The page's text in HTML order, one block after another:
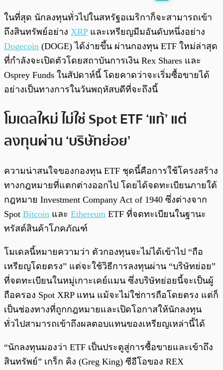
พร้อมเล่น
ในที่สุด นักลงทุนทั่วไปในสหรัฐอเมริกาก็จะสามารถเข้า
ถึงสินทรัพย์อย่าง XRPและเหรียญมีมอันดับหนึ่งอย่าง
Dogecoin (DOGE) ได้ง่ายขึ้น ผ่านกองทุน ETF ใหม่ล่าสุด
ที่กำลังจะเปิดตัวโดยสถาบันการเงิน Rex Shares และ
Osprey Funds ในสัปดาห์นี้ โดยคาดว่าจะเริ่มซื้อขายได้
อย่างเป็นทางการในวันพฤหัสบดีที่จะถึงนี้
โมเดลใหม่ ไม่ใช่ Spot ETF ‘แท้’ แต่
ลงทุนผ่าน ‘บริษัทย่อย’
ความน่าสนใจของกองทุน ETF ชุดนี้คือการใช้โครงสร้าง
ทางกฎหมายที่แตกต่างออกไป โดยได้จดทะเบียนภายใต้
กฎหมาย Investment Company Act of 1940 ซึ่งต่างจาก
Spot Bitcoin และ Ethereum ETF ที่จดทะเบียนในฐานะ
ทรัสต์สินค้าโภคภัณฑ์
โมเดลนี้หมายความว่า ตัวกองทุนจะไม่ได้เข้าไป “ถือ
เหรียญโดยตรง” แต่จะใช้วิธีการลงทุนผ่าน “บริษัทย่อย”
ที่จดทะเบียนในหมู่เกาะเคย์แมน ซึ่งบริษัทย่อยนี้จะเป็นผู้
ถือครอง Spot XRP แทน แม้จะไม่ใช่การถือโดยตรง แต่ก็
เป็นช่องทางที่ถูกกฎหมายและเปิดโอกาสให้นักลงทุน
ทั่วไปสามารถเข้าถึงผลตอบแทนของเหรียญเหล่านี้ได้
“นักลงทุนมองว่า ETF เป็นประตูสู่การซื้อขายและเข้าถึง
สินทรัพย์” เกร็ก คิง (Greg King) ซีอีโอของ REX